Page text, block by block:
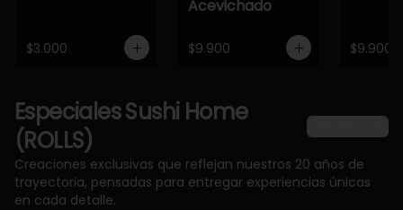
$3.000
Acevichado
$9.900 $9.900
Especiales Sushi Home
(ROLLS)
Creaciones exclusivas que reflejan nuestros 20 años de
trayectoria, pensadas para entregar experiencias únicas
en cada detalle.